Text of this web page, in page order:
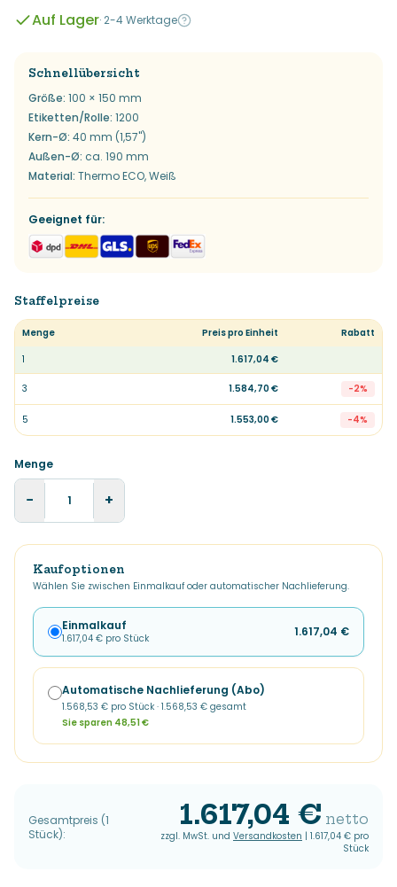
Auf Lager· 2-4 Werktage
Schnellübersicht
Größe: 100 × 150 mm
Etiketten/Rolle: 1200
Kern-Ø: 40 mm (1,57")
Außen-Ø: ca. 190 mm
Material: Thermo ECO, Weiß
Geeignet für:
Staffelpreise
Menge Preis pro Einheit
Rabatt
1
1.617,04 €
3 1.584,70 € -2%
5 1.553,00 € -4%
Menge
− +
Kaufoptionen
Wählen Sie zwischen Einmalkauf oder automatischer Nachlieferung.
Einmalkauf
1.617,04 € pro Stück 1.617,04 €
Automatische Nachlieferung (Abo)
1.568,53 € pro Stück · 1.568,53 € gesamt
Sie sparen 48,51 €
Gesamtpreis (1
Stück):
1.617,04 € netto
zzgl. MwSt. und Versandkosten | 1.617,04 € pro
Stück